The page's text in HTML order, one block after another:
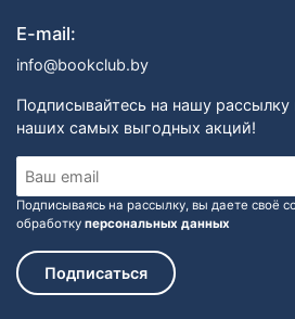
E-mail:
info@bookclub.by
Подписывайтесь на нашу рассылку
наших самых выгодных акций!
Подписываясь на рассылку, вы даете своё
обработку персональных данных
Подписаться